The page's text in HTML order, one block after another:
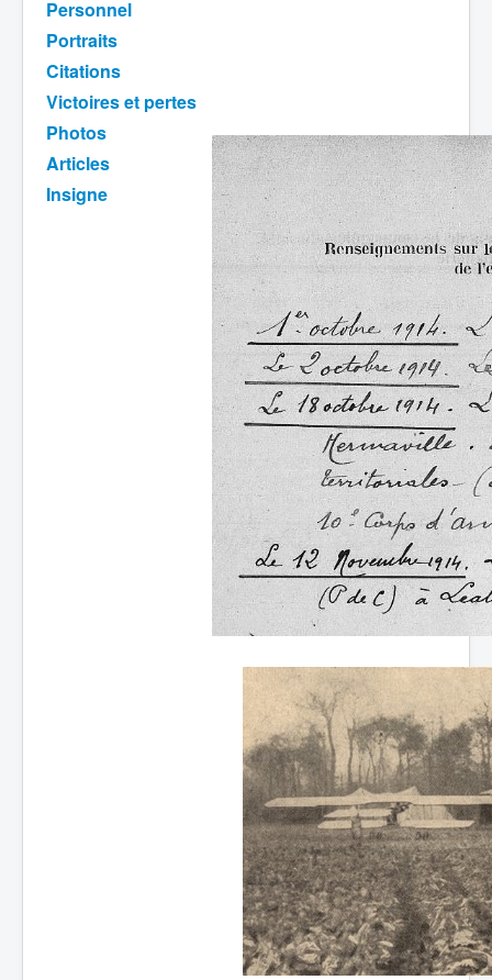
Doctrines
Batailles
Les As
Cahiers des As
Personnel
Portraits
Citations
Victoires et pertes
Photos
Articles
Insigne